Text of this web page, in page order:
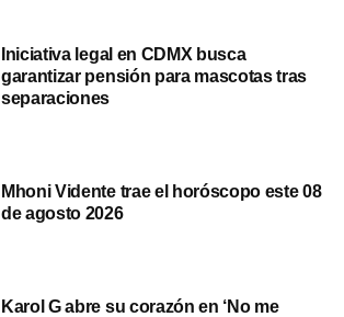
Iniciativa legal en CDMX busca
garantizar pensión para mascotas tras
separaciones
Mhoni Vidente trae el horóscopo este 08
de agosto 2026
Karol G abre su corazón en ‘No me